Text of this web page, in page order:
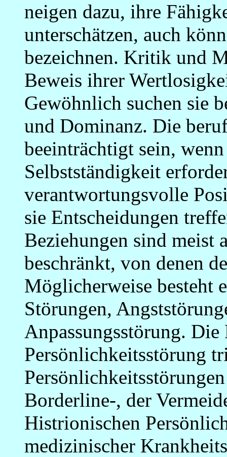
neigen dazu, ihre
unterschätzen, auch
bezeichnen. Kritik und
Beweis ihrer
Gewöhnlich suchen sie
und Dominanz. Die
beeinträchtigt sein,
Selbstständigkeit
verantwortungsvolle
sie Entscheidungen
Beziehungen sind meist
beschränkt, von denen
Möglicherweise besteht
Störungen,
Anpassungsstörung. Die
Persönlichkeitsstörung
Borderline-, der
Histrionischen
medizinischer